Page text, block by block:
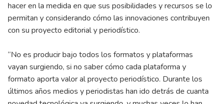
hacer en la medida en que sus posibilidades y recursos se lo
permitan y considerando cómo las innovaciones contribuyen
con su proyecto editorial y periodístico.
“No es producir bajo todos los formatos y plataformas
vayan surgiendo, si no saber cómo cada plataforma y
formato aporta valor al proyecto periodístico. Durante los
últimos años medios y periodistas han ido detrás de cuanta